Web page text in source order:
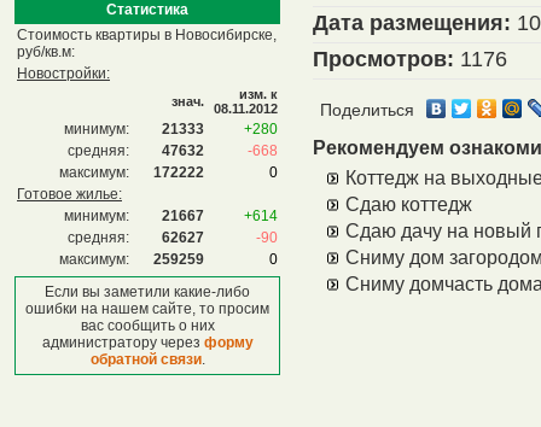
Статистика
Стоимость квартиры в Новосибирске,
руб/кв.м:
Новостройки:
знач.
изм. к
08.11.2012
минимум: 21333
+280
средняя:
47632
-668
максимум:
172222
0
Готовое жилье:
минимум:
21667
+614
средняя:
62627
-90
максимум:
259259
0
Если вы заметили какие-либо
ошибки на нашем сайте, то просим
вас сообщить о них
администратору через форму
обратной связи.
Дата размещения:
Просмотров: 1176
Поделиться
Рекомендуем
Коттедж на
Сдаю коттедж
Сдаю дачу на новый
Сниму дом
Сниму домчасть